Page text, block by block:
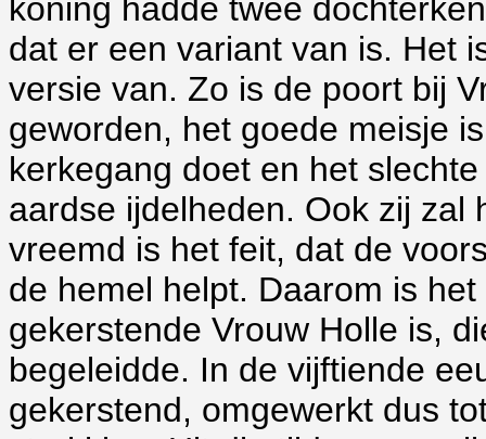
koning hadde twee
dat er een variant van is. Het
versie van. Zo is de poort bij
geworden, het goede meisje
kerkegang doet en het
aardse ijdelheden. Ook zij zal
vreemd is het feit, dat de
de hemel helpt. Daarom is
gekerstende Vrouw Holle is,
begeleidde. In de vijftiende
gekerstend, omgewerkt dus